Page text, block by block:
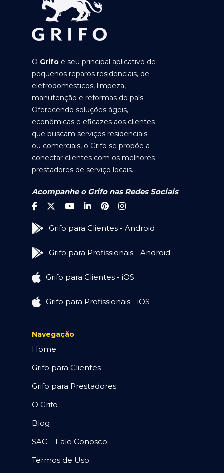
O Grifo é seu principal aplicativo de
pequenos reparos residenciais, de
eletrodomésticos, limpeza,
manutenção e reformas do país.
Oferecendo soluções ágeis,
econômicas e eficazes aos clientes
que buscam serviços residenciais
ou comerciais, o Grifo se propõe a
conectar clientes com os melhores
prestadores de serviço locais.
Acompanhe o Grifo nas Redes Sociais
Grifo para Clientes - Android
Grifo para Profissionais - Android
Grifo para Clientes - iOS
Grifo para Profissionais - iOS
Navegação
Home
Grifo para Clientes
Grifo para Prestadores
O Grifo
Blog
SAC – Fale Conosco
Termos de Uso